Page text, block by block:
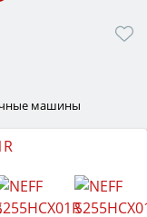
машины